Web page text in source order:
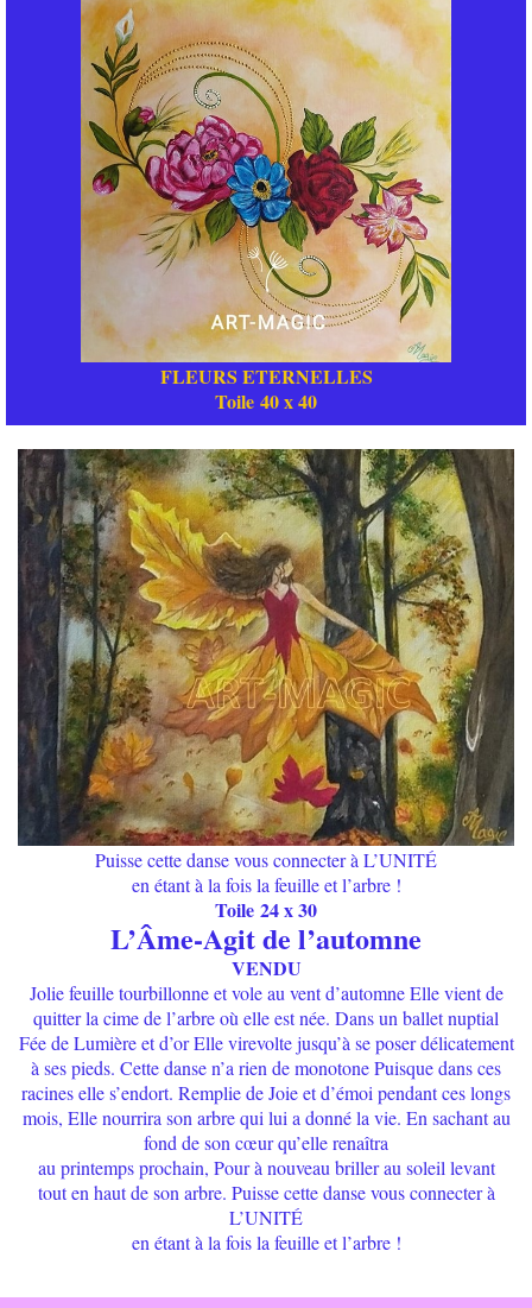
FLEURS ETERNELLES
Toile 40 x 40
Puisse cette danse vous connecter à L’UNITÉ
en étant à la fois la feuille et l’arbre !
Toile 24 x 30
L’Âme-Agit de l’automne
VENDU
Jolie feuille tourbillonne et vole au vent d’automne Elle vient de
quitter la cime de l’arbre où elle est née. Dans un ballet nuptial
Fée de Lumière et d’or Elle virevolte jusqu’à se poser délicatement
à ses pieds. Cette danse n’a rien de monotone Puisque dans ces
racines elle s’endort. Remplie de Joie et d’émoi pendant ces longs
mois, Elle nourrira son arbre qui lui a donné la vie. En sachant au
fond de son cœur qu’elle renaîtra
au printemps prochain, Pour à nouveau briller au soleil levant
tout en haut de son arbre. Puisse cette danse vous connecter à
L’UNITÉ
en étant à la fois la feuille et l’arbre !